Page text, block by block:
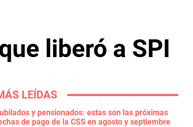
liberó a SPI
LEÍDAS
y pensionados: estas son las próximas
de pago de la CSS en agosto y septiembre